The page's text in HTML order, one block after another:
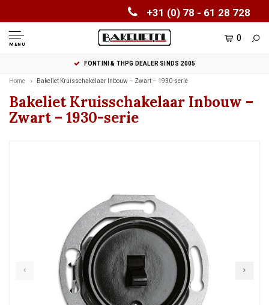
+31 (0) 78 - 61 28 728
MENU
0
FONTINI & THPG DEALER SINDS 2005
Home Bakeliet Kruisschakelaar Inbouw – Zwart – 1930-serie
Bakeliet Kruisschakelaar Inbouw –
Zwart – 1930-serie